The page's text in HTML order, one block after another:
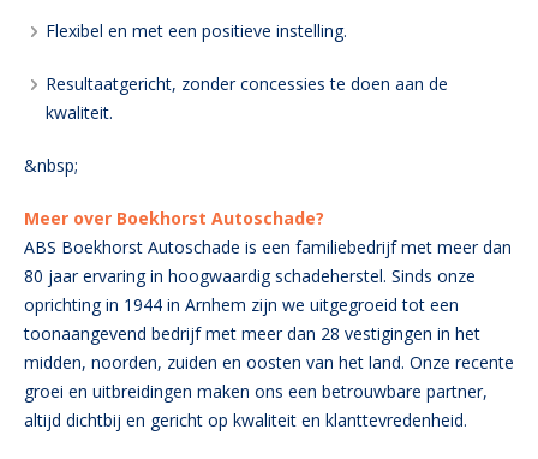
Flexibel en met een positieve instelling.
Resultaatgericht, zonder concessies te doen aan de
kwaliteit.
&nbsp;
Meer over Boekhorst Autoschade?
ABS Boekhorst Autoschade is een familiebedrijf met meer dan
80 jaar ervaring in hoogwaardig schadeherstel. Sinds onze
oprichting in 1944 in Arnhem zijn we uitgegroeid tot een
toonaangevend bedrijf met meer dan 28 vestigingen in het
midden, noorden, zuiden en oosten van het land. Onze recente
groei en uitbreidingen maken ons een betrouwbare partner,
altijd dichtbij en gericht op kwaliteit en klanttevredenheid.